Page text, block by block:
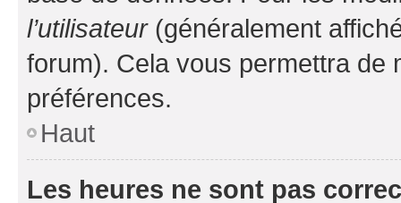
l’utilisateur(généralement
forum). Cela vous permettra de
préférences.
Haut
Les heures ne sont pas